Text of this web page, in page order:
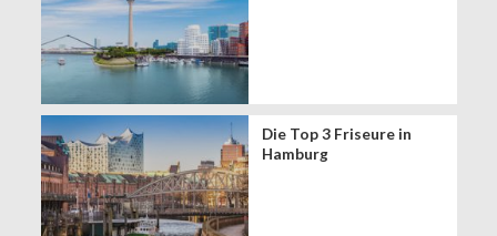
Die Top 3 Friseure in
Hamburg